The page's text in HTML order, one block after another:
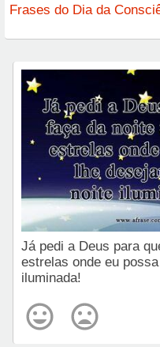
Frases do Dia da
Já pedi a Deus para
estrelas onde eu
iluminada!